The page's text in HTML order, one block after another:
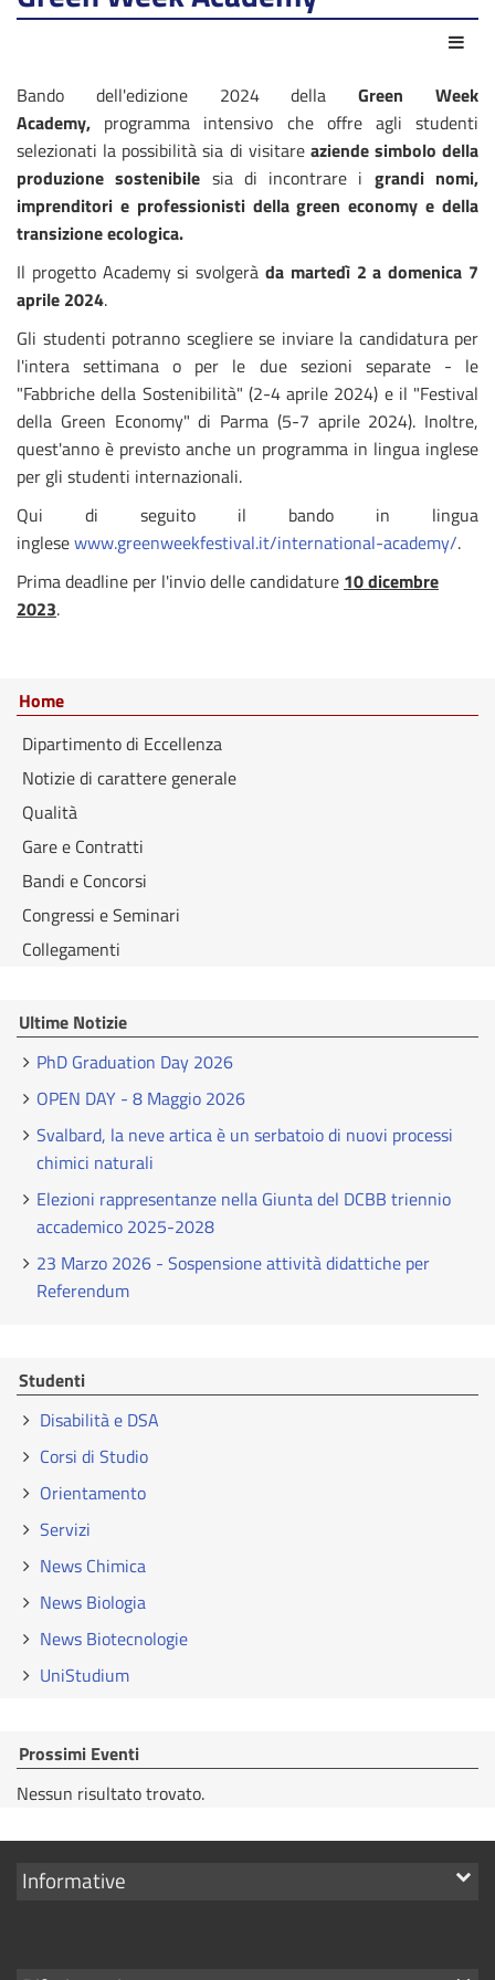
Bando dell'edizione 2024 dellaGreen Week
Academy, programma intensivo che offre agli studenti
selezionati la possibilità sia di visitare aziende simbolo della
produzione sostenibile sia di incontrare i grandi nomi,
imprenditori e professionistidella green economy e della
transizione ecologica.
Il progetto Academy si svolgerà da martedì 2 a domenica 7
aprile 2024.
Gli studenti potranno scegliere se inviare la candidatura per
l'intera settimana o per le due sezioni separate - le
"Fabbriche della Sostenibilità" (2-4 aprile 2024) e il "Festival
della Green Economy" di Parma (5-7 aprile 2024). Inoltre,
quest'anno è previsto anche un programma in lingua inglese
per gli studenti internazionali.
Qui di seguito il bando in lingua
inglesewww.greenweekfestival.it/international-academy/.
Prima deadline per l'invio delle candidature 10 dicembre
2023.
Home
Dipartimento di Eccellenza
Notizie di carattere generale
Qualità
Gare e Contratti
Bandi e Concorsi
Congressi e Seminari
Collegamenti
Ultime Notizie
PhD Graduation Day 2026
OPEN DAY - 8 Maggio 2026
Svalbard, la neve artica è un serbatoio di nuovi processi
chimici naturali
Elezioni rappresentanze nella Giunta del DCBB triennio
accademico 2025-2028
23 Marzo 2026 - Sospensione attività didattiche per
Referendum
Studenti
Disabilità e DSA
Corsi di Studio
Orientamento
Servizi
News Chimica
News Biologia
News Biotecnologie
UniStudium
Prossimi Eventi
Nessun risultato trovato.
Mostra
Informative